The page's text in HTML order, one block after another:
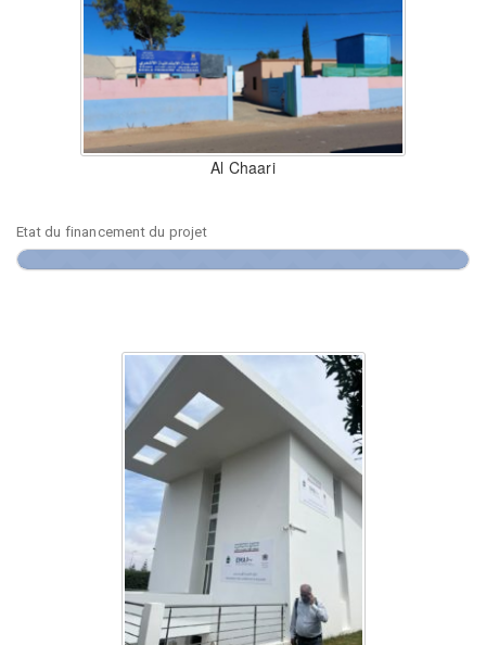
Al Chaari
Etat du financement du projet